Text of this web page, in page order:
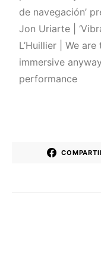
de navegación’
Jon Uriarte |
L’Huillier | We are
immersive
performance